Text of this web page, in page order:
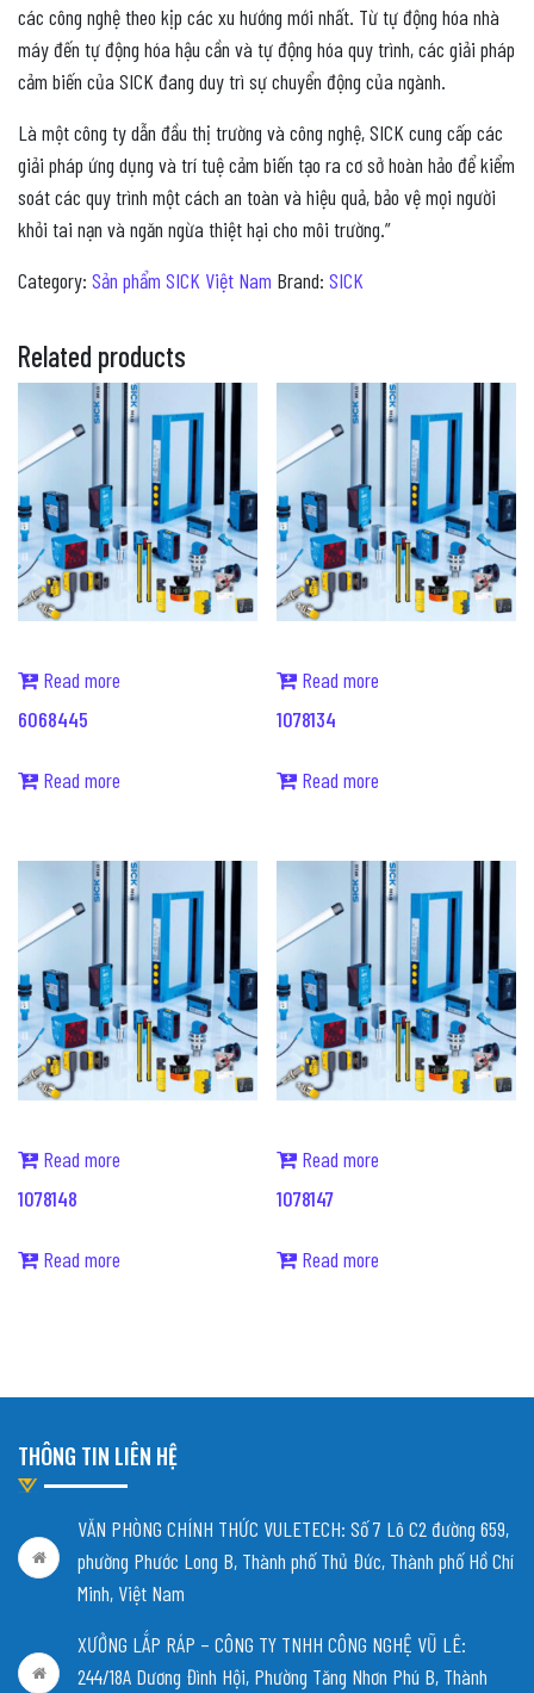
các công nghệ theo kịp các xu hướng mới nhất. Từ tự động hóa nhà
máy đến tự động hóa hậu cần và tự động hóa quy trình, các giải pháp
cảm biến của SICK đang duy trì sự chuyển động của ngành.
Là một công ty dẫn đầu thị trường và công nghệ, SICK cung cấp các
giải pháp ứng dụng và trí tuệ cảm biến tạo ra cơ sở hoàn hảo để kiểm
soát các quy trình một cách an toàn và hiệu quả, bảo vệ mọi người
khỏi tai nạn và ngăn ngừa thiệt hại cho môi trường.”
Category: Sản phẩm SICK Việt Nam Brand: SICK
Related products
Read more
6068445
Read more
Read more
1078134
Read more
Read more
1078148
Read more
Read more
1078147
Read more
THÔNG TIN LIÊN HỆ
VĂN PHÒNG CHÍNH THỨC VULETECH: Số 7 Lô C2 đường 659,
phường Phước Long B, Thành phố Thủ Đức, Thành phố Hồ Chí
Minh, Việt Nam
XƯỞNG LẮP RÁP – CÔNG TY TNHH CÔNG NGHỆ VŨ LÊ:
244/18A Dương Đình Hội, Phường Tăng Nhơn Phú B, Thành